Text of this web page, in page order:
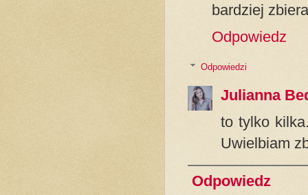
bardziej
Odpowiedz
Odpowiedzi
Julianna
to tylko
Uwielbiam
Odpowiedz